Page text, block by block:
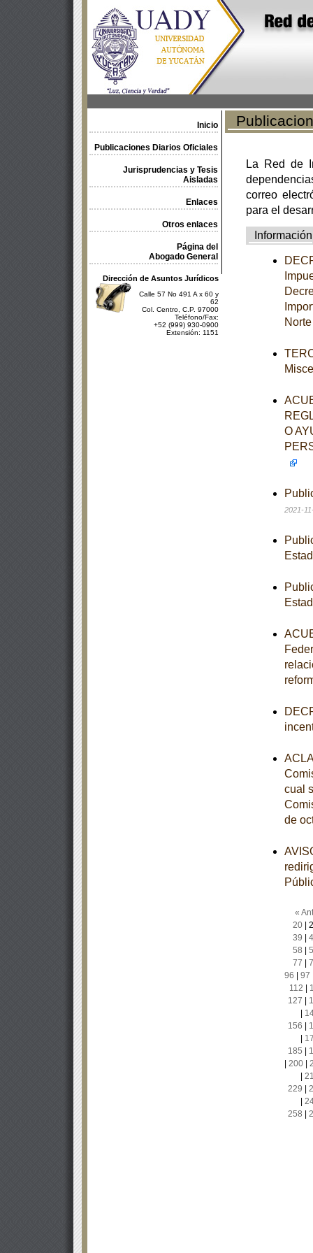
Inicio
Publicaciones Diarios Oficiales
Jurisprudencias y Tesis
Aisladas
Enlaces
Otros enlaces
Página del
Abogado General
Dirección de Asuntos Jurídicos
Calle 57 No 491 A x 60 y
62
Col. Centro, C.P. 97000
Teléfono/Fax:
+52 (999) 930-0900
Extensión: 1151
La Red de
correo
para el
Información
O
2021-
cual
de
«
20|
39
58
77
96
97
112
127
156
185
200|
229
258